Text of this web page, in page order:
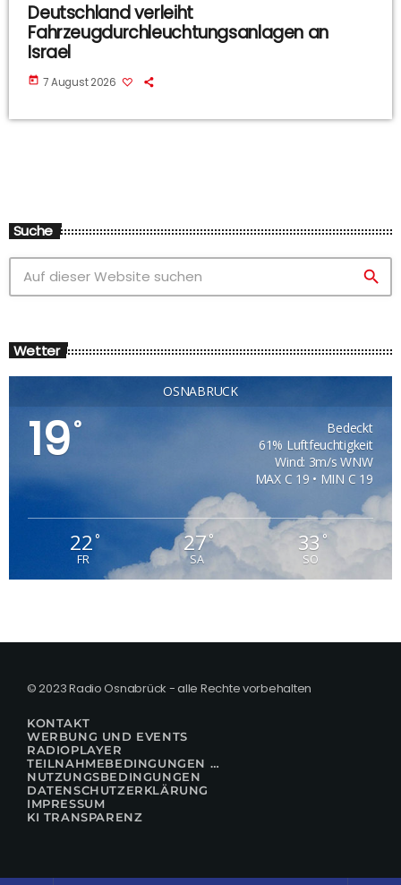
Deutschland verleiht
Fahrzeugdurchleuchtungsanlagen an
Israel
today 7 August 2026
Suche
search
Wetter
OSNABRÜCK
19°
Bedeckt
61% Luftfeuchtigkeit
Wind: 3m/s WNW
MAX C 19 • MIN C 19
22°
FR
27°
SA
33°
SO
© 2023 Radio Osnabrück - alle Rechte vorbehalten
KONTAKT
WERBUNG UND EVENTS
RADIOPLAYER
TEILNAHMEBEDINGUNGEN FÜR GEWINNSPIELE
NUTZUNGSBEDINGUNGEN
DATENSCHUTZERKLÄRUNG
IMPRESSUM
KI TRANSPARENZ